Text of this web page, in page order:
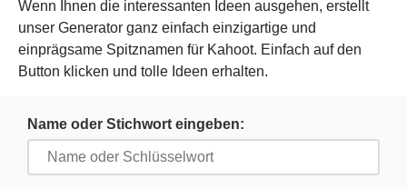
Wenn Ihnen die interessanten Ideen ausgehen, erstellt
unser Generator ganz einfach einzigartige und
einprägsame Spitznamen für Kahoot. Einfach auf den
Button klicken und tolle Ideen erhalten.
Name oder Stichwort eingeben: